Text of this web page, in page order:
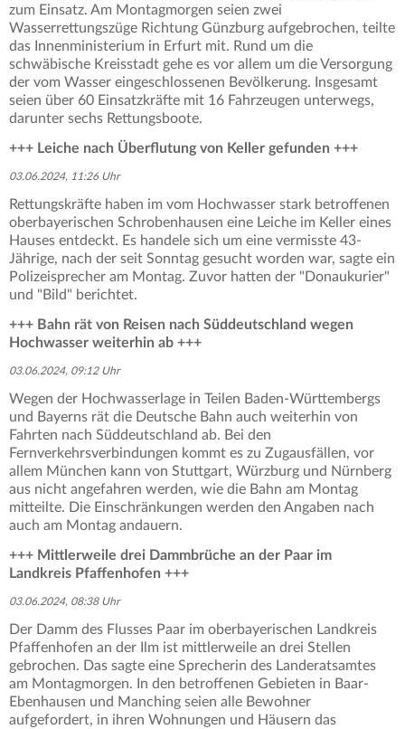
zum Einsatz. Am Montagmorgen seien zwei
Wasserrettungszüge Richtung Günzburg aufgebrochen, teilte
das Innenministerium in Erfurt mit. Rund um die
schwäbische Kreisstadt gehe es vor allem um die Versorgung
der vom Wasser eingeschlossenen Bevölkerung. Insgesamt
seien über 60 Einsatzkräfte mit 16 Fahrzeugen unterwegs,
darunter sechs Rettungsboote.
+++ Leiche nach Überflutung von Keller gefunden +++
03.06.2024, 11:26 Uhr
Rettungskräfte haben im vom Hochwasser stark betroffenen
oberbayerischen Schrobenhausen eine Leiche im Keller eines
Hauses entdeckt. Es handele sich um eine vermisste 43-
Jährige, nach der seit Sonntag gesucht worden war, sagte ein
Polizeisprecher am Montag. Zuvor hatten der "Donaukurier"
und "Bild" berichtet.
+++ Bahn rät von Reisen nach Süddeutschland wegen
Hochwasser weiterhin ab +++
03.06.2024, 09:12 Uhr
Wegen der Hochwasserlage in Teilen Baden-Württembergs
und Bayerns rät die Deutsche Bahn auch weiterhin von
Fahrten nach Süddeutschland ab. Bei den
Fernverkehrsverbindungen kommt es zu Zugausfällen, vor
allem München kann von Stuttgart, Würzburg und Nürnberg
aus nicht angefahren werden, wie die Bahn am Montag
mitteilte. Die Einschränkungen werden den Angaben nach
auch am Montag andauern.
+++ Mittlerweile drei Dammbrüche an der Paar im
Landkreis Pfaffenhofen +++
03.06.2024, 08:38 Uhr
Der Damm des Flusses Paar im oberbayerischen Landkreis
Pfaffenhofen an der Ilm ist mittlerweile an drei Stellen
gebrochen. Das sagte eine Sprecherin des Landeratsamtes
am Montagmorgen. In den betroffenen Gebieten in Baar-
Ebenhausen und Manching seien alle Bewohner
aufgefordert, in ihren Wohnungen und Häusern das